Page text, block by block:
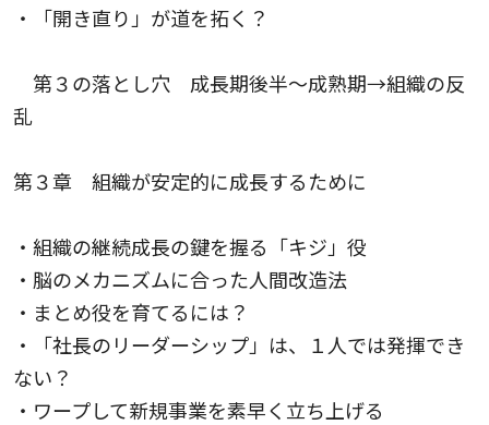
・「開き直り」が道を拓く？
第３の落とし穴 成長期後半～成熟期→組織の反
乱
第３章 組織が安定的に成長するために
・組織の継続成長の鍵を握る「キジ」役
・脳のメカニズムに合った人間改造法
・まとめ役を育てるには？
・「社長のリーダーシップ」は、１人では発揮でき
ない？
・ワープして新規事業を素早く立ち上げる